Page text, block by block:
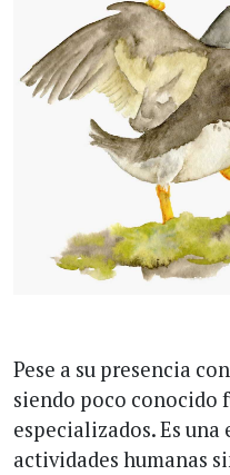
Pese a su presencia
siendo poco conocido
especializados. Es
actividades humanas